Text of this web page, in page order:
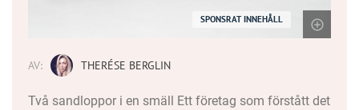
SPONSRAT INNEHÅLL
AV: THERÉSE BERGLIN
Två sandloppor i en smäll Ett företag som förstått det